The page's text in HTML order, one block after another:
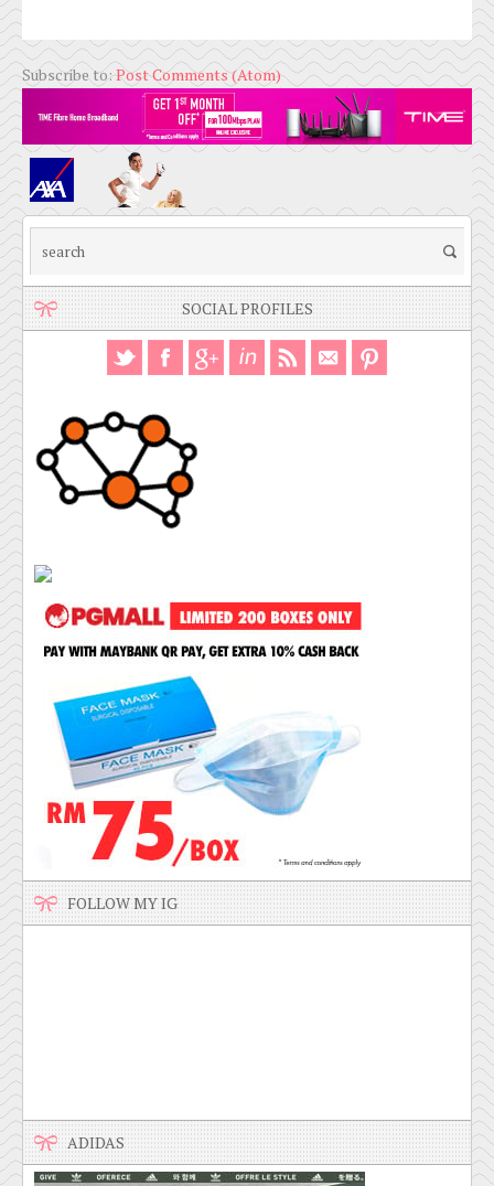
Subscribe to:Post Comments (Atom)
SOCIAL PROFILES
FOLLOW MY IG
ADIDAS